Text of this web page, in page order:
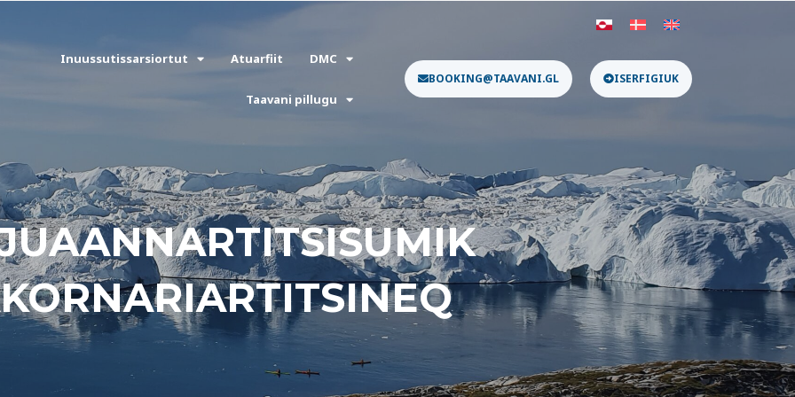
Inuussutissarsiortut Atuarfiit DMC
Taavani pillugu
BOOKING@TAAVANI.GL ISERFIGIUK